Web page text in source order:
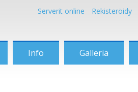
Serverit online Rekisteröidy
Info Galleria